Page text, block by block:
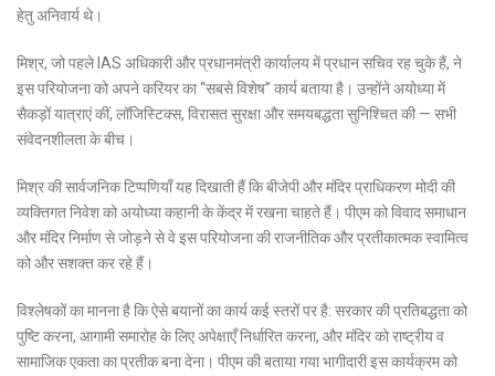
हेतु अनिवार्य थे।
मिश्र, जो पहले IAS अधिकारी और प्रधानमंत्री कार्यालय में प्रधान सचिव रह चुके हैं, ने
इस परियोजना को अपने करियर का “सबसे विशेष” कार्य बताया है। उन्होंने अयोध्या में
सैकड़ों यात्राएं कीं, लॉजिस्टिक्स, विरासत सुरक्षा और समयबद्धता सुनिश्चित की — सभी
संवेदनशीलता के बीच।
मिश्र की सार्वजनिक टिप्पणियाँ यह दिखाती हैं कि बीजेपी और मंदिर प्राधिकरण मोदी की
व्यक्तिगत निवेश को अयोध्या कहानी के केंद्र में रखना चाहते हैं। पीएम को विवाद समाधान
और मंदिर निर्माण से जोड़ने से वे इस परियोजना की राजनीतिक और प्रतीकात्मक स्वामित्व
को और सशक्त कर रहे हैं।
विश्लेषकों का मानना है कि ऐसे बयानों का कार्य कई स्तरों पर है: सरकार की प्रतिबद्धता को
पुष्टि करना, आगामी समारोह के लिए अपेक्षाएँ निर्धारित करना, और मंदिर को राष्ट्रीय व
सामाजिक एकता का प्रतीक बना देना। पीएम की बताया गया भागीदारी इस कार्यक्रम को